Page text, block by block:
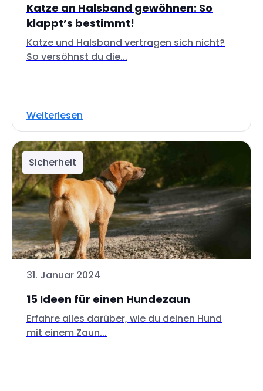
Katze an Halsband gewöhnen: So
klappt’s bestimmt!
Katze und Halsband vertragen sich nicht?
So versöhnst du die...
Weiterlesen
Sicherheit
31. Januar 2024
15 Ideen für einen Hundezaun
Erfahre alles darüber, wie du deinen Hund
mit einem Zaun...